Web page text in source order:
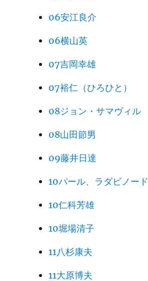
06安江良介
06横山英
07吉岡幸雄
07裕仁（ひろひと）
08ジョン・サマヴィル
08山田節男
09藤井日達
10パール、ラダビノード
10仁科芳雄
10堀場清子
11八杉康夫
11大原博夫